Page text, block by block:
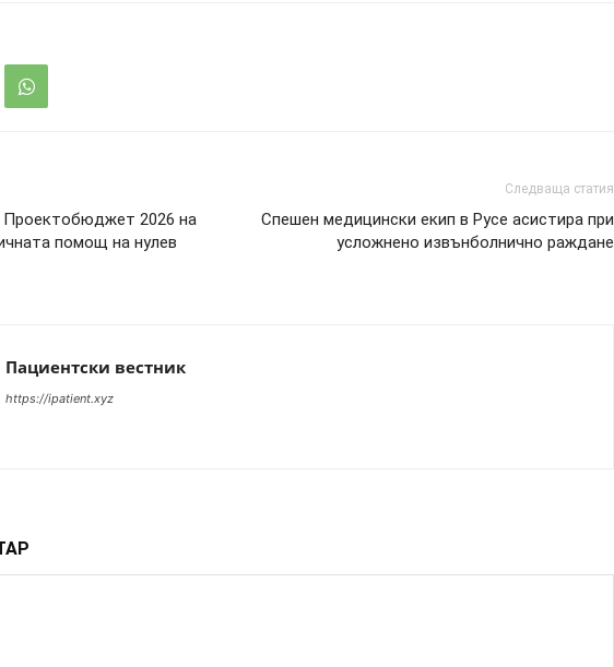
2026 на
помощ на нулев
Следваща статия
Спешен медицински екип в Русе асистира при
усложнено извънболнично раждане
Пациентски вестник
https://ipatient.xyz